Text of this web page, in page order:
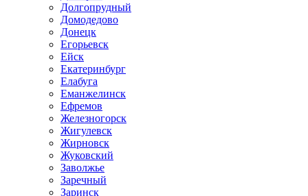
Долгопрудный
Домодедово
Донецк
Егорьевск
Ейск
Екатеринбург
Елабуга
Еманжелинск
Ефремов
Железногорск
Жигулевск
Жирновск
Жуковский
Заволжье
Заречный
Заринск